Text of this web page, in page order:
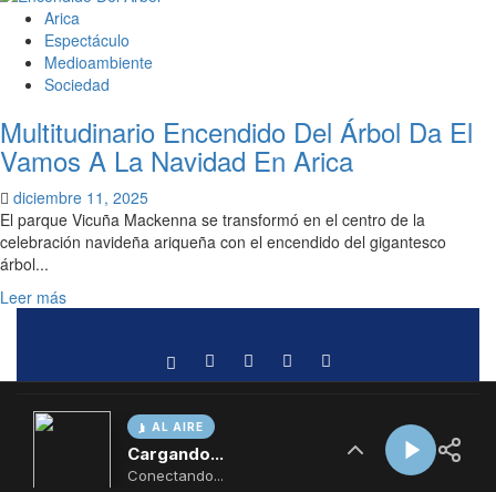
AL AIRE
Cargando...
Conectando...